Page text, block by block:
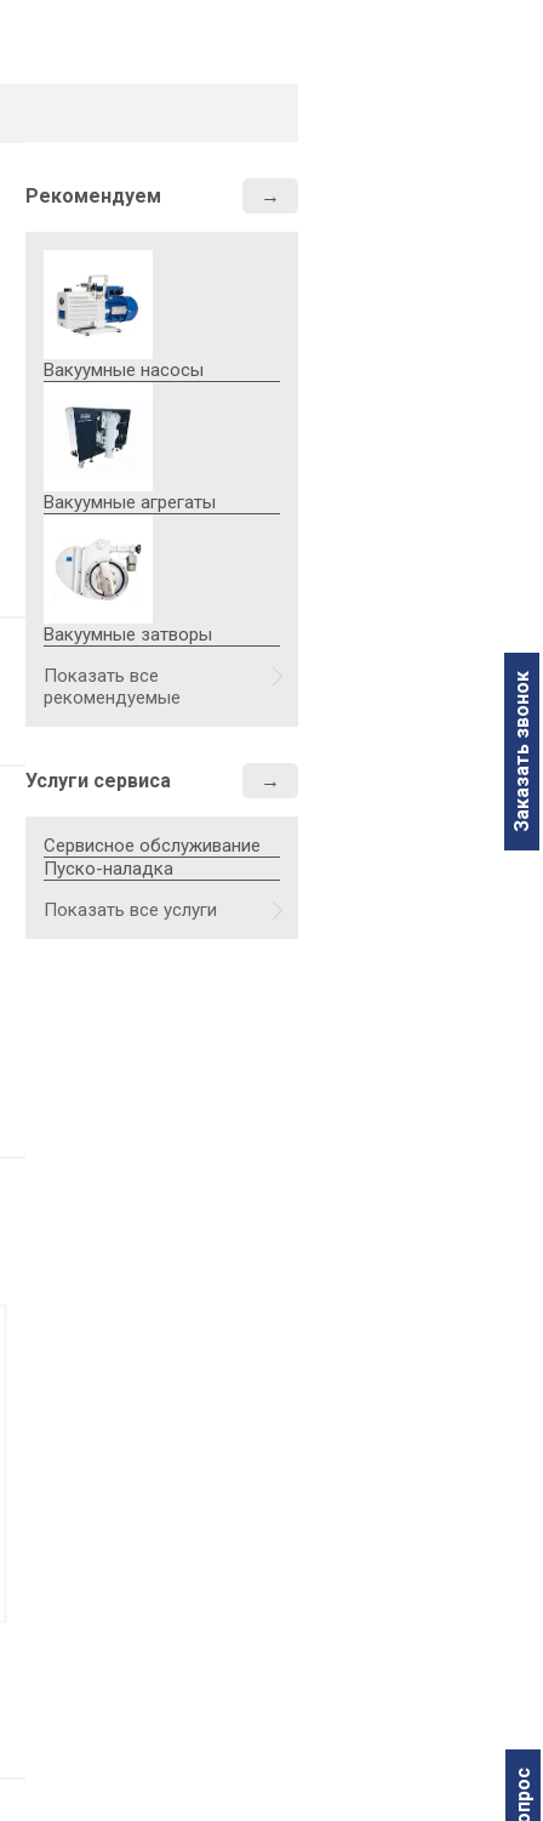
Заказать звонок
Рекомендуем
Вакуумные насосы
Вакуумные агрегаты
Вакуумные затворы
Показать все
рекомендуемые
Услуги сервиса
Сервисное обслуживание
Пуско-наладка
Показать все услуги